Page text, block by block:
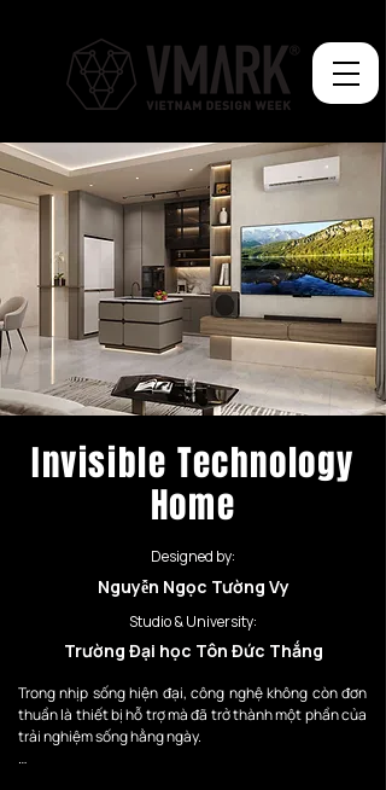
Invisible Technology
Home
Designed by:
Nguyễn Ngọc Tường Vy
Studio & University:
Trường Đại học Tôn Đức Thắng
Trong nhịp sống hiện đại, công nghệ không còn đơn
thuần là thiết bị hỗ trợ mà đã trở thành một phần của
trải nghiệm sống hằng ngày.